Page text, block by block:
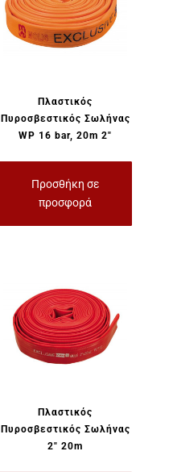
Πλαστικός
Πυροσβεστικός Σωλήνας
WP 16 bar, 20m 2″
Προσθήκη σε
προσφορά
Πλαστικός
Πυροσβεστικός Σωλήνας
2″ 20m